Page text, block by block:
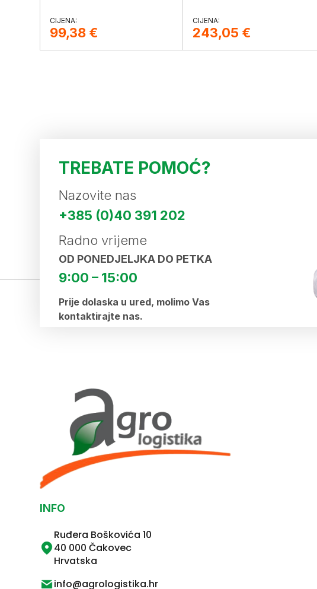
99,38 € 243,05 €
TREBATE POMOĆ?
Nazovite nas
+385 (0)40 391 202
Radno vrijeme
OD PONEDJELJKA DO PETKA
9:00 – 15:00
Prije dolaska u ured, molimo Vas
kontaktirajte nas.
INFO
Ruđera Boškovića 10
40 000 Čakovec
Hrvatska
info@agrologistika.hr